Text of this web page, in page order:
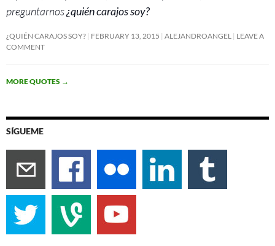
preguntarnos¿quién carajos soy?
¿QUIÉN CARAJOS SOY? FEBRUARY 13, 2015 ALEJANDROANGEL
LEAVE A
COMMENT
MORE QUOTES →
SÍGUEME